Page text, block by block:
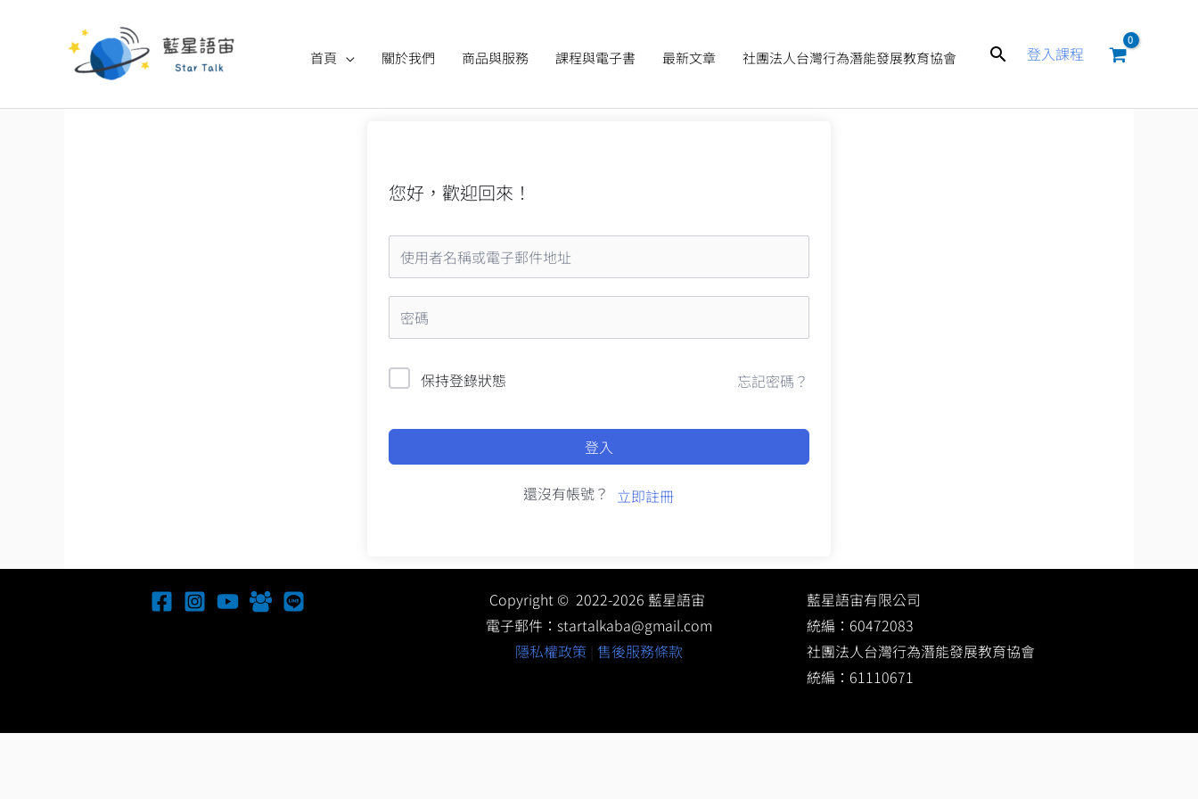
內
首頁 關於我們 商品與服務 課程與電子書 最新文章 社團法人台灣行為潛能發展教育協會
搜
登入課程
您好，歡迎回來！
保持登錄狀態 忘記密碼？
登入
還沒有帳號？ 立即註冊
Copyright © 2022-2026 藍星語宙
電子郵件： startalkaba@gmail.com
隱私權政策| 售後服務條款
藍星語宙有限公司
統編：60472083
社團法人台灣行為潛能發展教育協會
統編：61110671